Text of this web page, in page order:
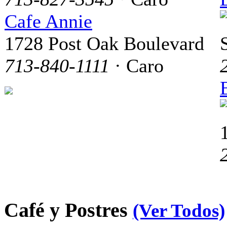
Cafe Annie
1728 Post Oak Boulevard
713-840-1111 · Caro
Café y Postres (Ver Todos)